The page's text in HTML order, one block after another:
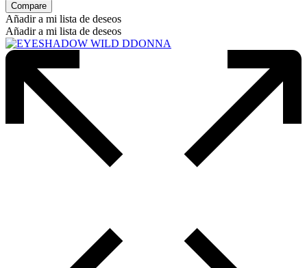
Compare
Añadir a mi lista de deseos
Añadir a mi lista de deseos